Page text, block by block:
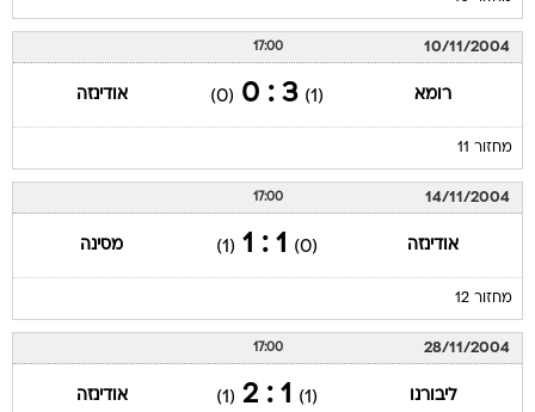
10/11/2004
17:00
רומא (1)
3 : 0
(0) אודינזה
מחזור 11
14/11/2004
17:00
אודינזה (0)
1 : 1
(1) מסינה
מחזור 12
28/11/2004
17:00
ליבורנו (1)
1 : 2
(1) אודינזה